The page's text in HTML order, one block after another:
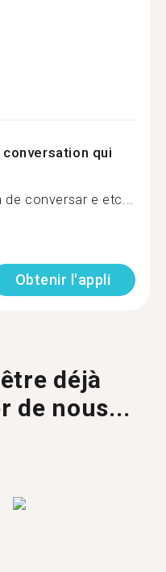
qui
de conversar e etc...
Obtenir l'appli
déjà
de nous...